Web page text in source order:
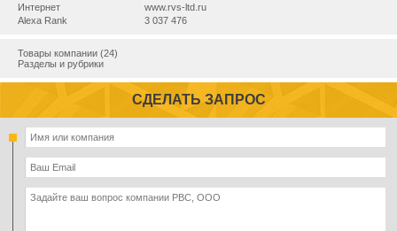
Интернет
www.rvs-ltd.ru
Alexa Rank
3 037 476
Товары компании (24)
Разделы и рубрики
СДЕЛАТЬ ЗАПРОС